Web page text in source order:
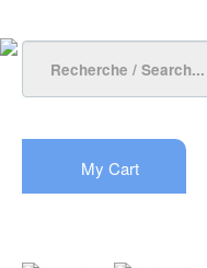
My Cart